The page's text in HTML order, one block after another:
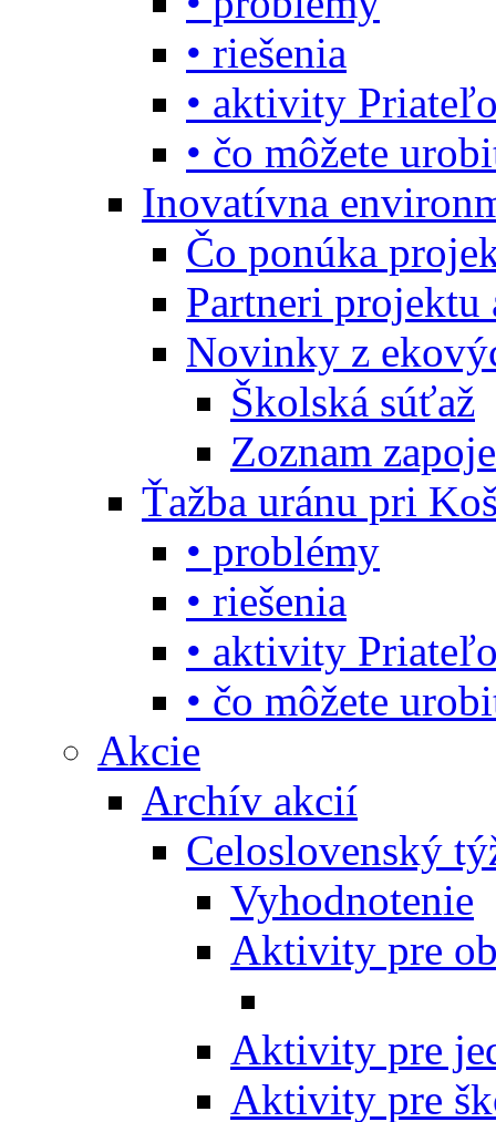
• riešenia
• aktivity
• čo môžete
Inovatívna
Čo ponúka
Partneri projektu
Novinky z
Školská súťaž
Zoznam
Ťažba uránu pri
• problémy
• riešenia
• aktivity
• čo môžete
Akcie
Archív akcií
Celoslovenský
Vyhodnotenie
Aktivity pre
Aktivity pre
Aktivity pre